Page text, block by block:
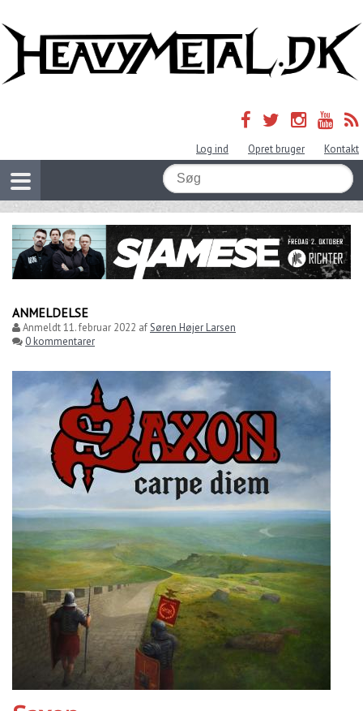
Log ind Opret bruger Kontakt
ANMELDELSE
Anmeldt11. februar 2022 afSøren Højer Larsen
0 kommentarer